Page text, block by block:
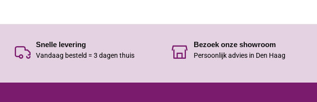
Snelle levering
Vandaag besteld = 3 dagen thuis
Bezoek onze showroom
Persoonlijk advies in Den Haag